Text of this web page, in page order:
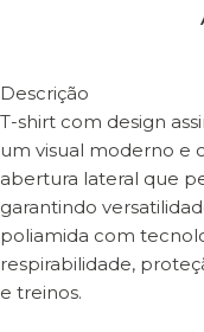
Descrição
T-shirt com design
um visual moderno e
abertura lateral que
garantindo
poliamida com
respirabilidade,
e treinos.